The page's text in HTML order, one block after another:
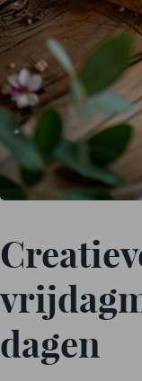
dagen